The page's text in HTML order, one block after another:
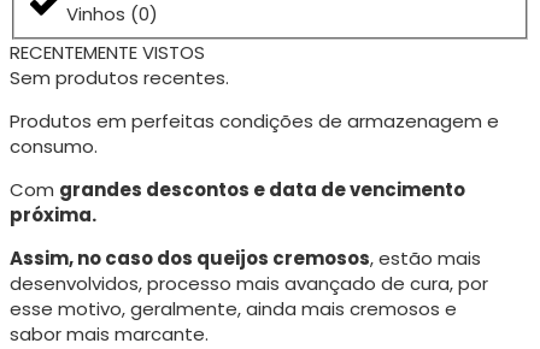
Vinhos (0)
RECENTEMENTE VISTOS
Sem produtos recentes.
Produtos em perfeitas condições de armazenagem e
consumo.
Com grandes descontos e data de vencimento
próxima.
Assim, no caso dos queijos cremosos, estão mais
desenvolvidos, processo mais avançado de cura, por
esse motivo, geralmente, ainda mais cremosos e
sabor mais marcante.